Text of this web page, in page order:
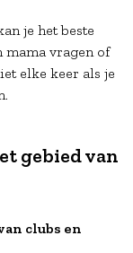
je het beste
mama vragen of
elke keer als je
gebied van
clubs en